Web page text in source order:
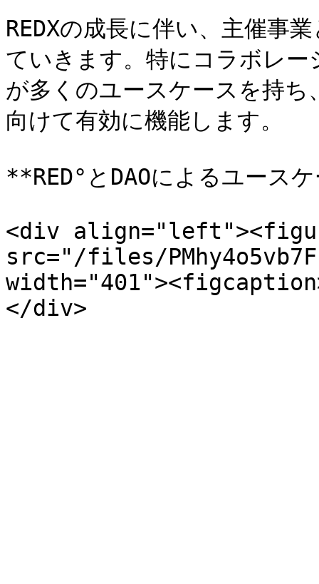
REDXの成長に伴い、主催事
ていきます。特にコラボレー
が多くのユースケースを持ち
向けて有効に機能します。
**RED°とDAOによるユース
<div
src="/files/